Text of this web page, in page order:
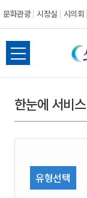
문화관광 시장실 시의회
전
체
뉴
열
한눈에 서비스
유형선택